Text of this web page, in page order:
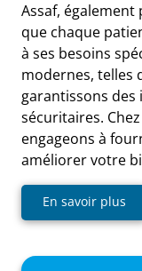
Assaf, également
que chaque
à ses besoins
modernes, telles
garantissons
sécuritaires.
engageons à
améliorer votre
En savoir plus